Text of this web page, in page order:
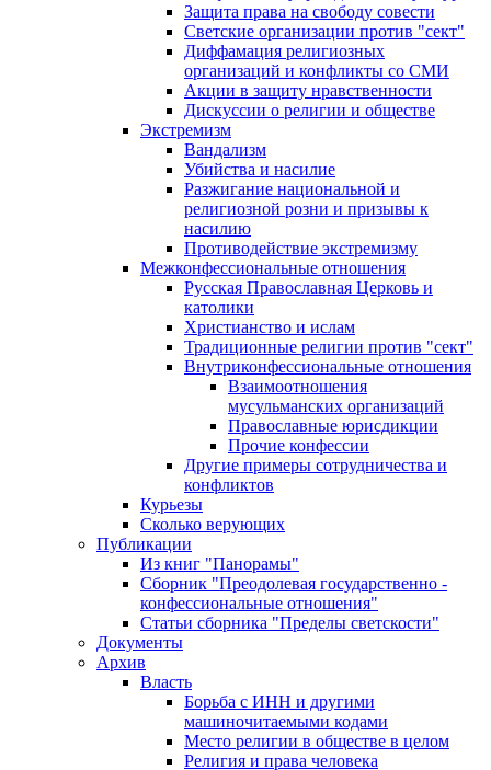
Защита права на свободу совести
Светские организации против "сект"
Диффамация религиозных
организаций и конфликты со СМИ
Акции в защиту нравственности
Дискуссии о религии и обществе
Экстремизм
Вандализм
Убийства и насилие
Разжигание национальной и
религиозной розни и призывы к
насилию
Противодействие экстремизму
Межконфессиональные отношения
Русская Православная Церковь и
католики
Христианство и ислам
Традиционные религии против "сект"
Внутриконфессиональные отношения
Взаимоотношения
мусульманских организаций
Православные юрисдикции
Прочие конфессии
Другие примеры сотрудничества и
конфликтов
Курьезы
Сколько верующих
Публикации
Из книг "Панорамы"
Сборник "Преодолевая государственно -
конфессиональные отношения"
Статьи сборника "Пределы светскости"
Документы
Архив
Власть
Борьба с ИНН и другими
машиночитаемыми кодами
Место религии в обществе в целом
Религия и права человека